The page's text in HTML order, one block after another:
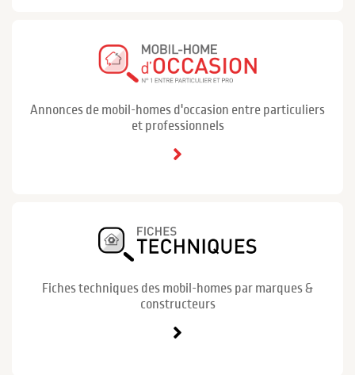
Annonces de mobil-homes d'occasion entre particuliers
et professionnels
Fiches techniques des mobil-homes par marques &
constructeurs